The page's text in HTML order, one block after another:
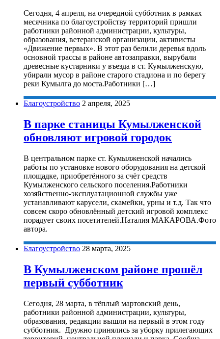
Сегодня, 4 апреля, на очередной субботник в рамках
месячника по благоустройству территорий пришли
работники районной администрации, культуры,
образования, ветеранской организации, активисты
«Движение первых». В этот раз белили деревья вдоль
основной трассы в районе автозаправки, вырубали
древесные кустарники у въезда в ст. Кумылженскую,
убирали мусор в районе старого стадиона и по берегу
реки Кумылга до моста.Работники […]
Благоустройство 2 апреля, 2025
В парке станицы Кумылженской
обновляют игровой городок
В центральном парке ст. Кумылженской начались
работы по установке нового оборудования на детской
площадке, приобретённого за счёт средств
Кумылженского сельского поселения.Работники
хозяйственно-эксплуатационной службы уже
устанавливают карусели, скамейки, урны и т.д. Так что
совсем скоро обновлённый детский игровой комплекс
порадует своих посетителей.Наталия МАКАРОВА.Фото
автора.
Благоустройство 28 марта, 2025
В Кумылженском районе прошёл
первый субботник
Сегодня, 28 марта, в тёплый мартовский день,
работники районной администрации, культуры,
образования, редакции вышли на первый в этом году
субботник. Дружно принялись за уборку прилегающих